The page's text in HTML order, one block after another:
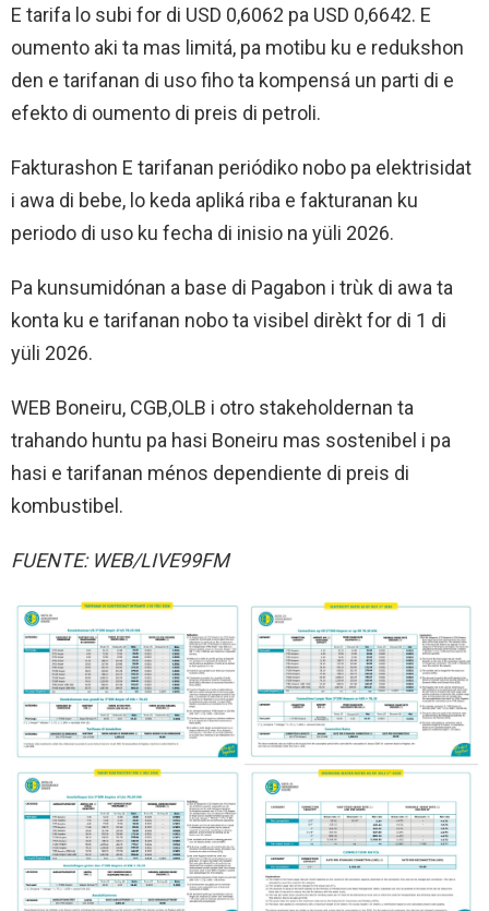
E tarifa lo subi for di USD 0,6062 pa USD 0,6642. E
oumento aki ta mas limitá, pa motibu ku e redukshon
den e tarifanan di uso fiho ta kompensá un parti di e
efekto di oumento di preis di petroli.
Fakturashon E tarifanan periódiko nobo pa elektrisidat
i awa di bebe, lo keda apliká riba e fakturanan ku
periodo di uso ku fecha di inisio na yüli 2026.
Pa kunsumidónan a base di Pagabon i trùk di awa ta
konta ku e tarifanan nobo ta visibel dirèkt for di 1 di
yüli 2026.
WEB Boneiru, CGB,OLB i otro stakeholdernan ta
trahando huntu pa hasi Boneiru mas sostenibel i pa
hasi e tarifanan ménos dependiente di preis di
kombustibel.
FUENTE: WEB/LIVE99FM